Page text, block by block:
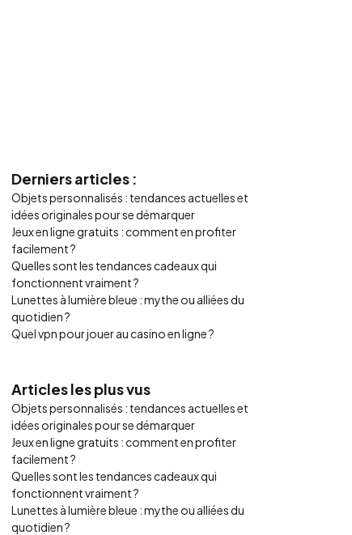
Derniers articles :
Objets personnalisés : tendances actuelles et
idées originales pour se démarquer
Jeux en ligne gratuits : comment en profiter
facilement ?
Quelles sont les tendances cadeaux qui
fonctionnent vraiment ?
Lunettes à lumière bleue : mythe ou alliées du
quotidien ?
Quel vpn pour jouer au casino en ligne ?
Articles les plus vus
Objets personnalisés : tendances actuelles et
idées originales pour se démarquer
Jeux en ligne gratuits : comment en profiter
facilement ?
Quelles sont les tendances cadeaux qui
fonctionnent vraiment ?
Lunettes à lumière bleue : mythe ou alliées du
quotidien ?